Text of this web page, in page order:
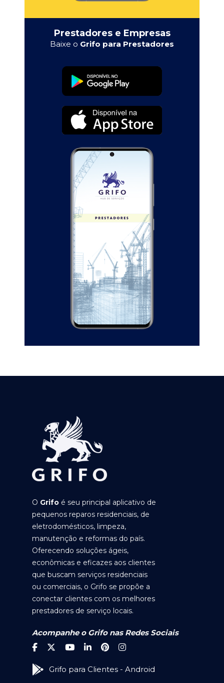
Prestadores e Empresas
Baixe o Grifo para Prestadores
O Grifo é seu principal aplicativo de
pequenos reparos residenciais, de
eletrodomésticos, limpeza,
manutenção e reformas do país.
Oferecendo soluções ágeis,
econômicas e eficazes aos clientes
que buscam serviços residenciais
ou comerciais, o Grifo se propõe a
conectar clientes com os melhores
prestadores de serviço locais.
Acompanhe o Grifo nas Redes Sociais
Grifo para Clientes - Android